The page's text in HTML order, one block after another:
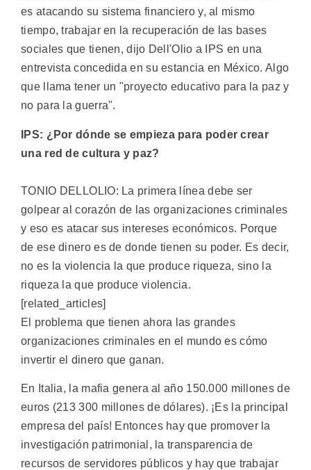
es atacando su sistema financiero y, al mismo
tiempo, trabajar en la recuperación de las bases
sociales que tienen, dijo Dell'Olio a IPS en una
entrevista concedida en su estancia en México. Algo
que llama tener un "proyecto educativo para la paz y
no para la guerra".
IPS: ¿Por dónde se empieza para poder crear
una red de cultura y paz?
TONIO DELLOLIO: La primera línea debe ser
golpear al corazón de las organizaciones criminales
y eso es atacar sus intereses económicos. Porque
de ese dinero es de donde tienen su poder. Es decir,
no es la violencia la que produce riqueza, sino la
riqueza la que produce violencia.
[related_articles]
El problema que tienen ahora las grandes
organizaciones criminales en el mundo es cómo
invertir el dinero que ganan.
En Italia, la mafia genera al año 150.000 millones de
euros (213 300 millones de dólares). ¡Es la principal
empresa del país! Entonces hay que promover la
investigación patrimonial, la transparencia de
recursos de servidores públicos y hay que trabajar